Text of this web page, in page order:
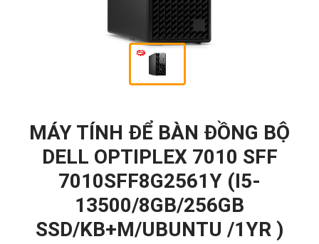
MÁY TÍNH ĐỂ BÀN ĐỒNG BỘ
DELL OPTIPLEX 7010 SFF
7010SFF8G2561Y (I5-
13500/8GB/256GB
SSD/KB+M/UBUNTU /1YR )